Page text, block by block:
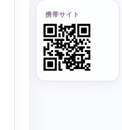
携帯サイト